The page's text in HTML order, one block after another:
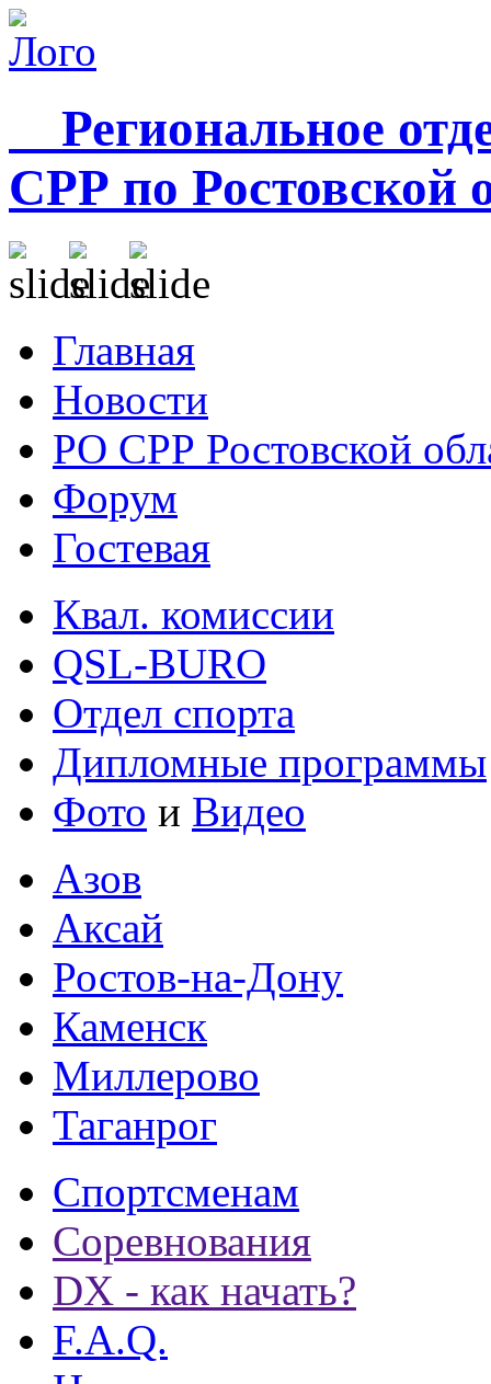
Региональное
СРР по Ростовской
Главная
Новости
РО СРР Ростовской
Форум
Гостевая
Квал. комиссии
QSL-BURO
Отдел спорта
Дипломные программы
Фото и Видео
Азов
Аксай
Ростов-на-Дону
Каменск
Миллерово
Таганрог
Спортсменам
Соревнования
DX - как начать?
F.A.Q.